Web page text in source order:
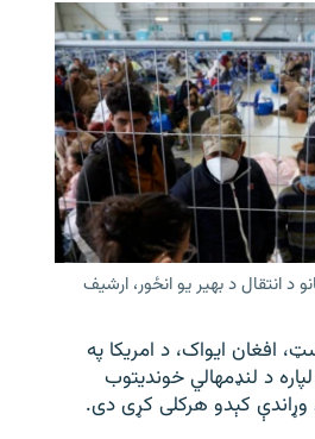
افغان ایواک، د امریکا په
د لنډمهالي خوندیتوب